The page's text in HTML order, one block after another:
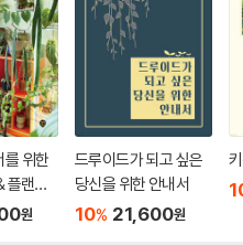
. 밝은 조명은 밤에 꼭 필요한 조건
아름다운 경치와 풍요로운 시간
라도 밤의 현장을 찾아가 보세
도면만 봐서는 알 수 없는 조명 계
낮의 현장, 사무실의 책상 앞, 멋
를 위한
플랜테
원
드루이드가 되고 싶은
당신을 위한 안내서
10% 21,600원